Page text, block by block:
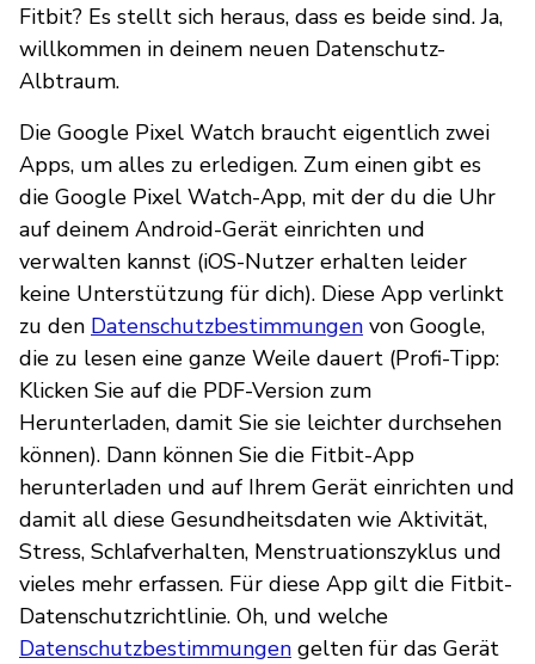
Fitbit? Es stellt sich heraus, dass es beide sind. Ja,
willkommen in deinem neuen Datenschutz-
Albtraum.
Die Google Pixel Watch braucht eigentlich zwei
Apps, um alles zu erledigen. Zum einen gibt es
die Google Pixel Watch-App, mit der du die Uhr
auf deinem Android-Gerät einrichten und
verwalten kannst (iOS-Nutzer erhalten leider
keine Unterstützung für dich). Diese App verlinkt
zu den Datenschutzbestimmungen von Google,
die zu lesen eine ganze Weile dauert (Profi-Tipp:
Klicken Sie auf die PDF-Version zum
Herunterladen, damit Sie sie leichter durchsehen
können). Dann können Sie die Fitbit-App
herunterladen und auf Ihrem Gerät einrichten und
damit all diese Gesundheitsdaten wie Aktivität,
Stress, Schlafverhalten, Menstruationszyklus und
vieles mehr erfassen. Für diese App gilt die Fitbit-
Datenschutzrichtlinie. Oh, und welche
Datenschutzbestimmungen gelten für das Gerät